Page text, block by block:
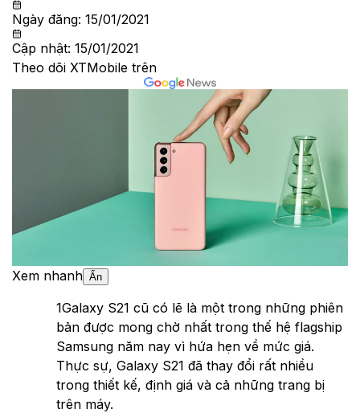
Ngày đăng: 15/01/2021
Cập nhật: 15/01/2021
Theo dõi XTMobile trên
Xem nhanh Ẩn
1Galaxy S21 cũ có lẽ là một trong những phiên
bản được mong chờ nhất trong thế hệ flagship
Samsung năm nay vì hứa hẹn về mức giá.
Thực sự, Galaxy S21 đã thay đổi rất nhiều
trong thiết kế, định giá và cả những trang bị
trên máy.